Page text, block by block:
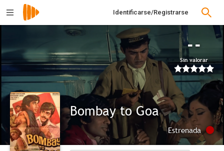
Identificarse/Registrarse
--
Sin valorar
Bombay to Goa
Estrenada